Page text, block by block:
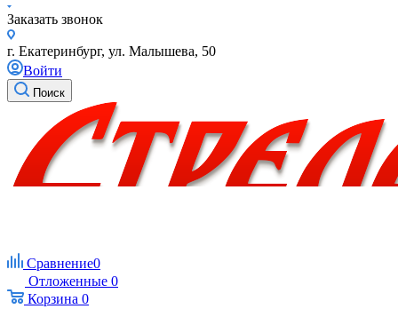
Заказать звонок
г. Екатеринбург, ул. Малышева, 50
Войти
Поиск
Сравнение0
Отложенные 0
Корзина 0